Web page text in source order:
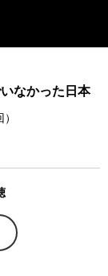
なかった日本